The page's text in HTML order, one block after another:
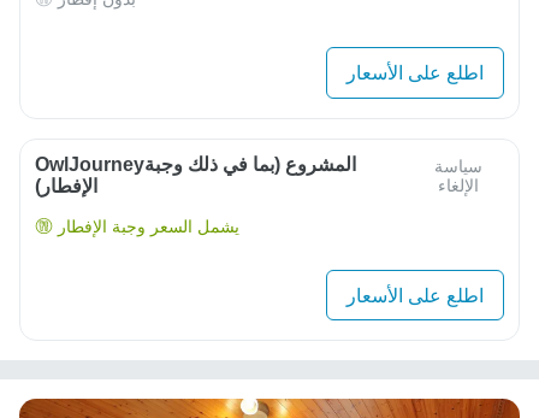
اطلع على الأسعار
OwlJourneyالمشروع (بما في ذلك وجبة
الإفطار)
سياسة
الإلغاء
يشمل السعر وجبة الإفطار
اطلع على الأسعار